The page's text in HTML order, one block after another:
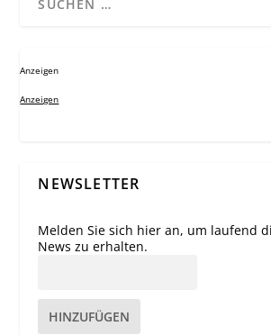
Anzeigen
Anzeigen
NEWSLETTER
Melden Sie sich hier an, um laufend
News zu erhalten.
HINZUFÜGEN